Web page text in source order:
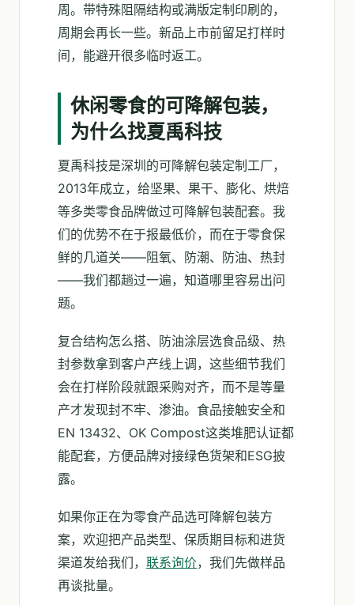
周。带特殊阻隔结构或满版定制印刷的，
周期会再长一些。新品上市前留足打样时
间，能避开很多临时返工。
休闲零食的可降解包装，
为什么找夏禹科技
夏禹科技是深圳的可降解包装定制工厂，
2013年成立，给坚果、果干、膨化、烘焙
等多类零食品牌做过可降解包装配套。我
们的优势不在于报最低价，而在于零食保
鲜的几道关——阻氧、防潮、防油、热封
——我们都趟过一遍，知道哪里容易出问
题。
复合结构怎么搭、防油涂层选食品级、热
封参数拿到客户产线上调，这些细节我们
会在打样阶段就跟采购对齐，而不是等量
产才发现封不牢、渗油。食品接触安全和
EN 13432、OK Compost这类堆肥认证都
能配套，方便品牌对接绿色货架和ESG披
露。
如果你正在为零食产品选可降解包装方
案，欢迎把产品类型、保质期目标和进货
渠道发给我们， 联系询价，我们先做样品
再谈批量。